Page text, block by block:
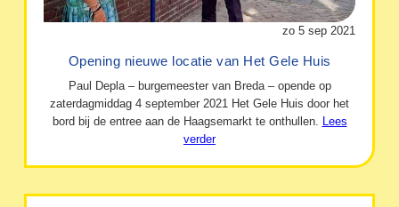
zo 5 sep 2021
Opening nieuwe locatie van Het Gele Huis
Paul Depla – burgemeester van Breda – opende op
zaterdagmiddag 4 september 2021 Het Gele Huis door het
bord bij de entree aan de Haagsemarkt te onthullen. Lees
verder